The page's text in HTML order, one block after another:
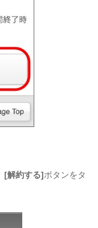
[解約する]ボタンをタ